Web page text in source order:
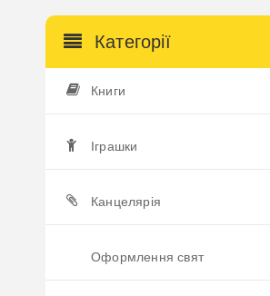
Категорії
Книги
Іграшки
Канцелярія
Оформлення свят